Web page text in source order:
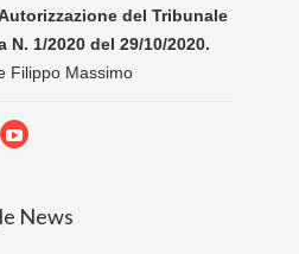
del Tribunale
1/2020 del 29/10/2020.
Filippo Massimo